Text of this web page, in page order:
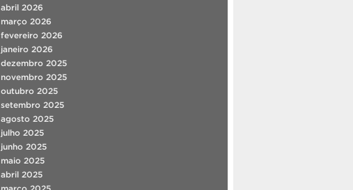
abril 2026
março 2026
fevereiro 2026
janeiro 2026
dezembro 2025
novembro 2025
outubro 2025
setembro 2025
agosto 2025
julho 2025
junho 2025
maio 2025
abril 2025